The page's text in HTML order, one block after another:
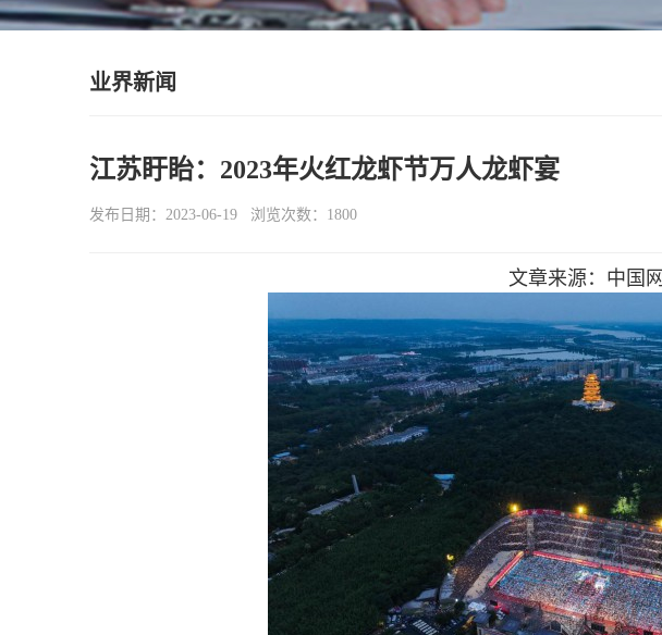
业界新闻
江苏盱眙：2023年火红龙虾节万人龙虾宴
发布日期：2023-06-19 浏览次数：1800
文章来源：中国网